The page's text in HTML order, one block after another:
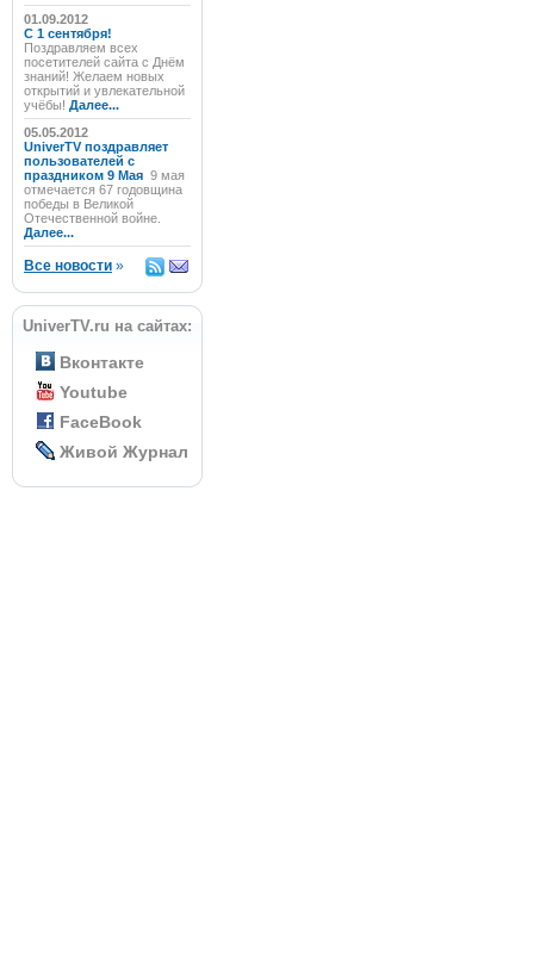
01.09.2012
C 1 сентября!
Поздравляем всех
посетителей сайта с Днём
знаний! Желаем новых
открытий и увлекательной
учёбы! Далее...
05.05.2012
UniverTV поздравляет
пользователей с
праздником 9 Мая 9 мая
отмечается 67 годовщина
победы в Великой
Отечественной войне.
Далее...
Все новости »
UniverTV.ru на сайтах:
Вконтакте
Youtube
FaceBook
Живой Журнал